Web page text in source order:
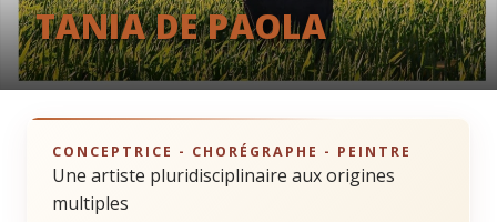
TANIA DE PAOLA
CONCEPTRICE - CHORÉGRAPHE - PEINTRE
Une artiste pluridisciplinaire aux origines
multiples